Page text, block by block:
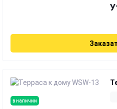
в наличии